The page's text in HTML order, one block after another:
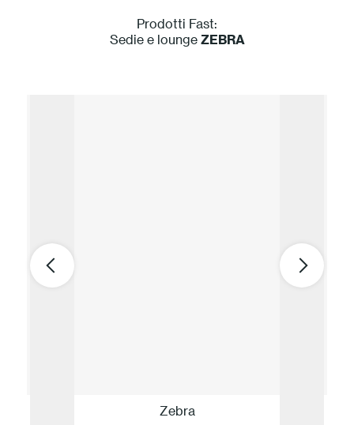
Prodotti Fast:
Sedie e loungeZEBRA
Zebra